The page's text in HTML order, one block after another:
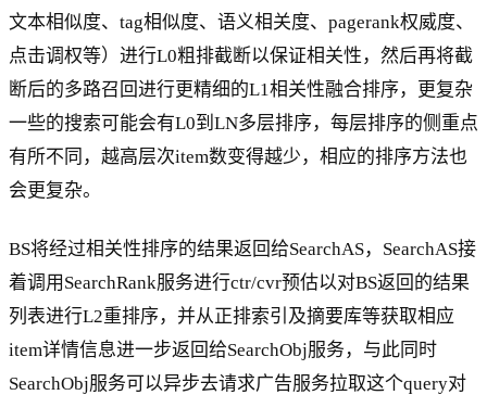
文本相似度、tag相似度、语义相关度、pagerank权威度、
点击调权等）进行L0粗排截断以保证相关性，然后再将截
断后的多路召回进行更精细的L1相关性融合排序，更复杂
一些的搜索可能会有L0到LN多层排序，每层排序的侧重点
有所不同，越高层次item数变得越少，相应的排序方法也
会更复杂。
BS将经过相关性排序的结果返回给SearchAS，SearchAS接
着调用SearchRank服务进行ctr/cvr预估以对BS返回的结果
列表进行L2重排序，并从正排索引及摘要库等获取相应
item详情信息进一步返回给SearchObj服务，与此同时
SearchObj服务可以异步去请求广告服务拉取这个query对